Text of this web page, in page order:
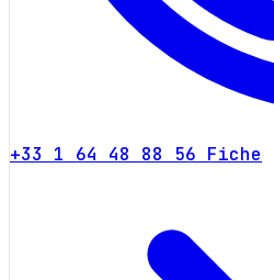
+33 1 64 48 88 56 Fiche